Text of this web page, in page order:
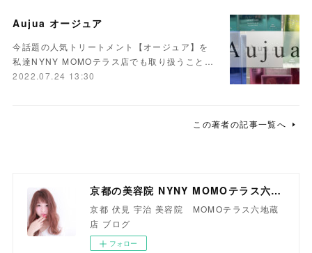
Aujua オージュア
今話題の人気トリートメント【オージュア】を
私達NYNY MOMOテラス店でも取り扱うこと…
2022.07.24 13:30
この著者の記事一覧へ
京都の美容院 NYNY MOMOテラス六地蔵店
京都 伏見 宇治 美容院 MOMOテラス六地蔵
店 ブログ
フォロー